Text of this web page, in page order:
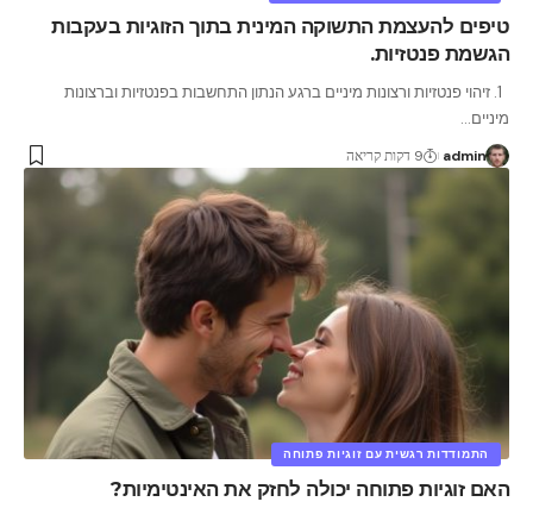
טיפים להעצמת התשוקה המינית בתוך הזוגיות בעקבות
הגשמת פנטזיות.
1. זיהוי פנטזיות ורצונות מיניים ברגע הנתון התחשבות בפנטזיות וברצונות
מיניים…
admin 9 דקות קריאה
התמודדות רגשית עם זוגיות פתוחה
האם זוגיות פתוחה יכולה לחזק את האינטימיות?